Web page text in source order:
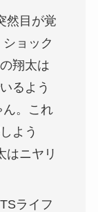
然目が覚
ョック
翔太は
るよう
ん。これ
よう
はニヤリ
ライフ